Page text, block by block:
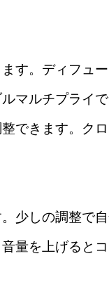
す。ディフュ
マルチプライ
できます。ク
少しの調整で
量を上げると